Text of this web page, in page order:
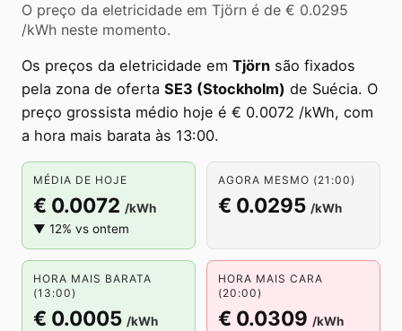
O preço da eletricidade em Tjörn é de € 0.0295
/kWh neste momento.
Os preços da eletricidade em Tjörn são fixados
pela zona de oferta SE3 (Stockholm) de Suécia. O
preço grossista médio hoje é € 0.0072 /kWh, com
a hora mais barata às 13:00.
MÉDIA DE HOJE
€ 0.0072 /kWh
▼ 12% vs ontem
AGORA MESMO (21:00)
€ 0.0295 /kWh
HORA MAIS BARATA
(13:00)
€ 0.0005 /kWh
HORA MAIS CARA
(20:00)
€ 0.0309 /kWh